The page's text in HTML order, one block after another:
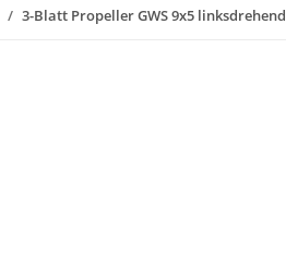
3-Blatt Propeller GWS 9x5 linksdrehend